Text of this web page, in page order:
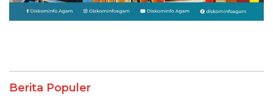
Berita Populer